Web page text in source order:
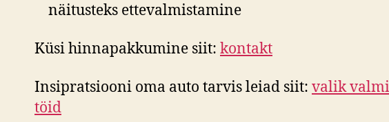
näitusteks ettevalmistamine
Küsi hinnapakkumine siit: kontakt
Insipratsiooni oma auto tarvis leiad siit: valik
töid